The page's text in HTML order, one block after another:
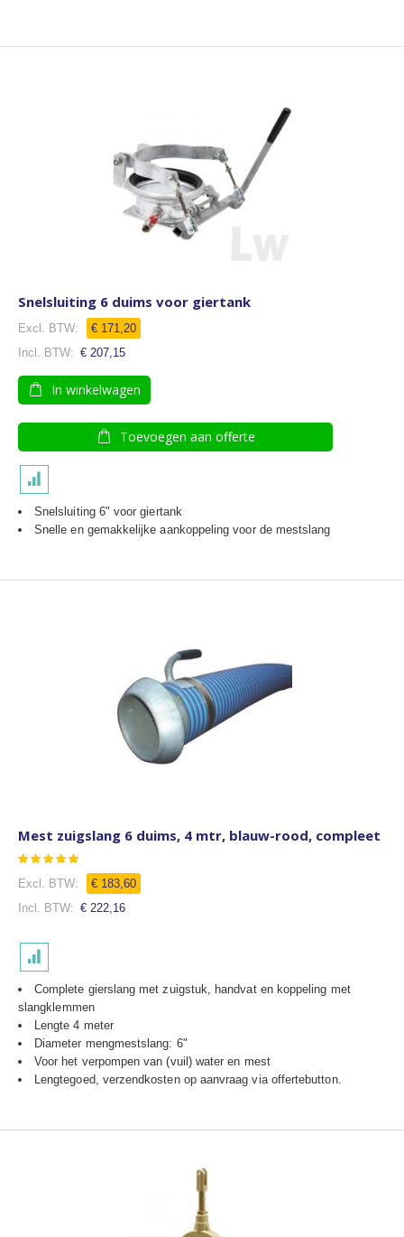
Snelsluiting 6 duims voor giertank
€ 171,20
€ 207,15
In winkelwagen
Toevoegen aan offerte
Snelsluiting 6" voor giertank
Snelle en gemakkelijke aankoppeling voor de mestslang
Mest zuigslang 6 duims, 4 mtr, blauw-rood, compleet
Waardering:
100
100
€ 183,60
€ 222,16
Complete gierslang met zuigstuk, handvat en koppeling met
slangklemmen
Lengte 4 meter
Diameter mengmestslang: 6"
Voor het verpompen van (vuil) water en mest
Lengtegoed, verzendkosten op aanvraag via offertebutton.